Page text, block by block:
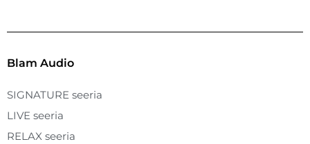
Blam Audio
SIGNATURE seeria
LIVE seeria
RELAX seeria